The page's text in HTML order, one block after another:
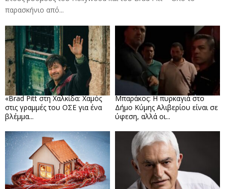
παρασκήνιο από...
«Brad Pitt στη Χαλκίδα: Χαμός
στις γραμμές του ΟΣΕ για ένα
βλέμμα...
Μπαράκος: Η πυρκαγιά στο
Δήμο Κύμης Αλιβερίου είναι σε
ύφεση, αλλά οι...